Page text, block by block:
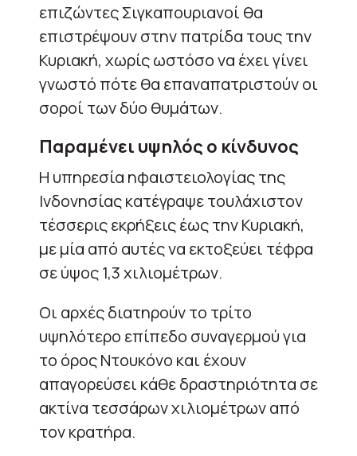
επιζώντες Σιγκαπουριανοί θα
επιστρέψουν στην πατρίδα τους την
Κυριακή, χωρίς ωστόσο να έχει γίνει
γνωστό πότε θα επαναπατριστούν οι
σοροί των δύο θυμάτων.
Παραμένει υψηλός ο κίνδυνος
Η υπηρεσία ηφαιστειολογίας της
Ινδονησίας κατέγραψε τουλάχιστον
τέσσερις εκρήξεις έως την Κυριακή,
με μία από αυτές να εκτοξεύει τέφρα
σε ύψος 1,3 χιλιομέτρων.
Οι αρχές διατηρούν το τρίτο
υψηλότερο επίπεδο συναγερμού για
το όρος Ντουκόνο και έχουν
απαγορεύσει κάθε δραστηριότητα σε
ακτίνα τεσσάρων χιλιομέτρων από
τον κρατήρα.